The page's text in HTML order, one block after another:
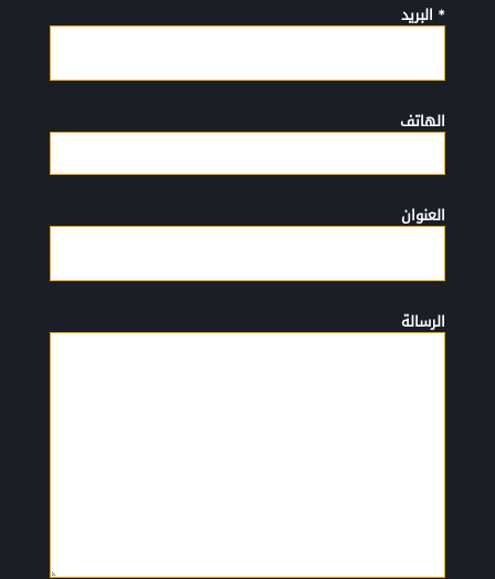
* البريد
الهاتف
العنوان
الرسالة